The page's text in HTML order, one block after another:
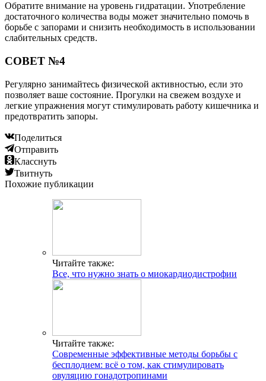
Обратите внимание на уровень гидратации. Употребление
достаточного количества воды может значительно помочь в
борьбе с запорами и снизить необходимость в использовании
слабительных средств.
СОВЕТ №4
Регулярно занимайтесь физической активностью, если это
позволяет ваше состояние. Прогулки на свежем воздухе и
легкие упражнения могут стимулировать работу кишечника и
предотвратить запоры.
Поделиться
Отправить
Класснуть
Твитнуть
Похожие публикации
Читайте также:
Все, что нужно знать о миокардиодистрофии
Читайте также:
Современные эффективные методы борьбы с
бесплодием: всё о том, как стимулировать
овуляцию гонадотропинами